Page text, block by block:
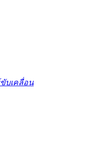
บเคลื่อน